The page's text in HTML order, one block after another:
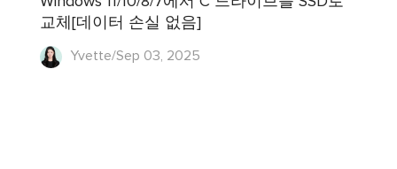
교체[데이터 손실 없음]
Yvette/Sep 03, 2025